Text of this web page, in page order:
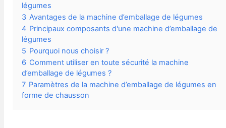
légumes
3 Avantages de la machine d’emballage de légumes
4 Principaux composants d'une machine d’emballage de
légumes
5 Pourquoi nous choisir ?
6 Comment utiliser en toute sécurité la machine
d’emballage de légumes ?
7 Paramètres de la machine d’emballage de légumes en
forme de chausson